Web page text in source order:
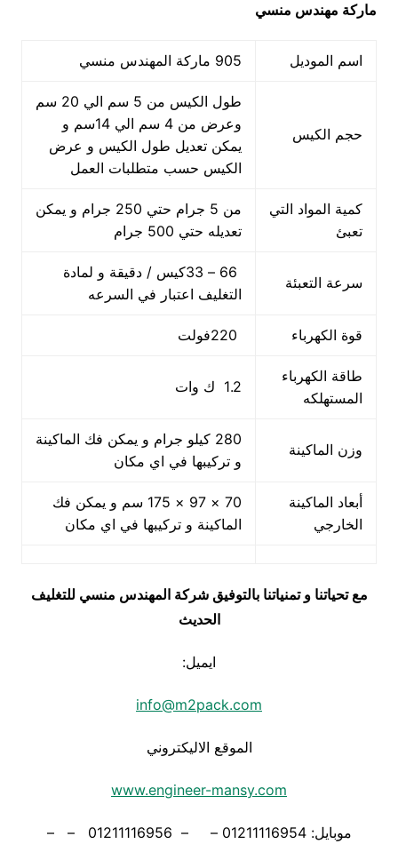
ماركة مهندس منسي
اسم الموديل 905 ماركة المهندس منسي
حجم الكيس
طول الكيس من 5 سم الي 20 سم
وعرض من 4 سم الي 14سم و
يمكن تعديل طول الكيس و عرض
الكيس حسب متطلبات العمل
كمية المواد التي
تعبئ
من 5 جرام حتي 250 جرام و يمكن
تعديله حتي 500 جرام
سرعة التعبئة
66 – 33كيس / دقيقة و لمادة
التغليف اعتبار في السرعه
قوة الكهرباء
طاقة الكهرباء
المستهلكه
1.2 ك وات
وزن الماكينة
280 كيلو جرام و يمكن فك الماكينة
و تركيبها في اي مكان
أبعاد الماكينة
الخارجي
70 × 97 × 175 سم و يمكن فك
الماكينة و تركيبها في اي مكان
مع تحياتنا و تمنياتنا بالتوفيق شركة المهندس منسي للتغليف
الحديث
ايميل:
info@m2pack.com
الموقع الاليكتروني
www.engineer-mansy.com
موبايل: 01211116954 – – 01211116956 – –